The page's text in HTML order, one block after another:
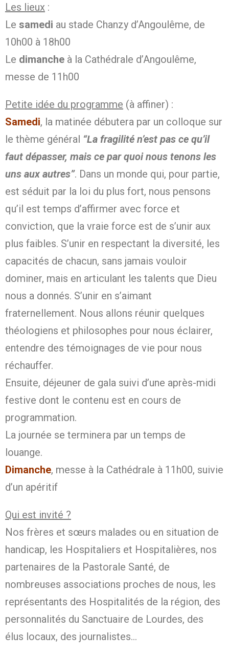
Les lieux :
Le samedi au stade Chanzy d’Angoulême, de
10h00 à 18h00
Le dimanche à la Cathédrale d’Angoulême,
messe de 11h00
Petite idée du programme (à affiner) :
Samedi, la matinée débutera par un colloque sur
le thème général “La fragilité n’est pas ce qu’il
faut dépasser, mais ce par quoi nous tenons les
uns aux autres”. Dans un monde qui, pour partie,
est séduit par la loi du plus fort, nous pensons
qu’il est temps d’affirmer avec force et
conviction, que la vraie force est de s’unir aux
plus faibles. S’unir en respectant la diversité, les
capacités de chacun, sans jamais vouloir
dominer, mais en articulant les talents que Dieu
nous a donnés. S’unir en s’aimant
fraternellement. Nous allons réunir quelques
théologiens et philosophes pour nous éclairer,
entendre des témoignages de vie pour nous
réchauffer.
Ensuite, déjeuner de gala suivi d’une après-midi
festive dont le contenu est en cours de
programmation.
La journée se terminera par un temps de
louange.
Dimanche, messe à la Cathédrale à 11h00, suivie
d’un apéritif
Qui est invité ?
Nos frères et sœurs malades ou en situation de
handicap, les Hospitaliers et Hospitalières, nos
partenaires de la Pastorale Santé, de
nombreuses associations proches de nous, les
représentants des Hospitalités de la région, des
personnalités du Sanctuaire de Lourdes, des
élus locaux, des journalistes…